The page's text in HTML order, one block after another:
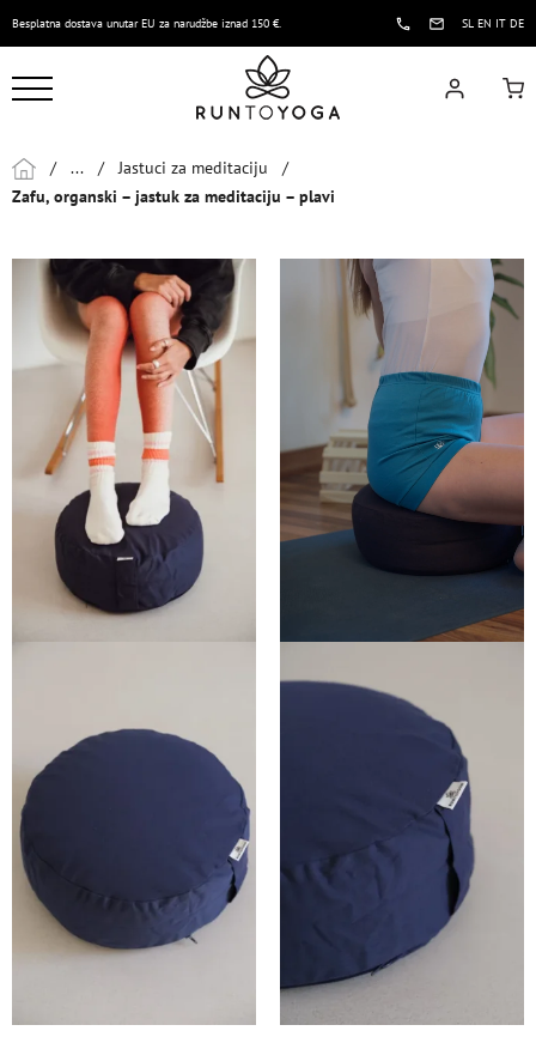
Besplatna dostava unutar EU za narudžbe iznad 150 €. SL EN IT DE
/ ... / Jastuci za meditaciju
/
Zafu, organski – jastuk za meditaciju – plavi